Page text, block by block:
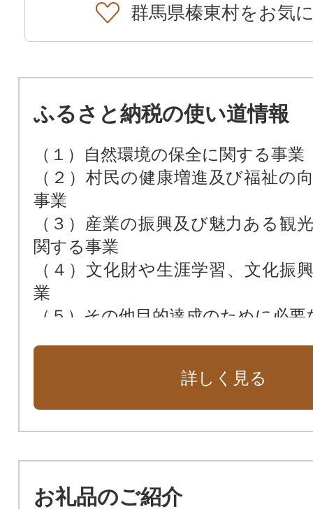
群馬県榛東村をお気
ふるさと納税の使い道情報
（１）自然環境の保全に関する事業
（２）村民の健康増進及び福祉の
事業
（３）産業の振興及び魅力ある観
関する事業
（４）文化財や生涯学習、文化振
業
（５）その他目的達成のために必要
詳しく見る
お礼品のご紹介